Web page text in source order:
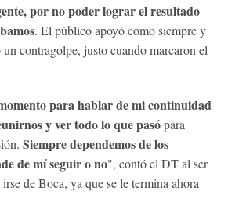
por no poder lograr el resultado
. El público apoyó como siempre y
contragolpe, justo cuando marcaron el
para hablar de mi continuidad
y ver todo lo que pasópara
Siempre dependemos de los
de mí seguir o no", contó el DT al ser
de Boca, ya que se le termina ahora